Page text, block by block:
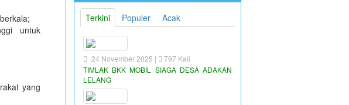
untuk
yang
Terkini Populer Acak
24 November 2025 |
797 Kali
TIMLAK BKK MOBIL SIAGA DESA ADAKAN
LELANG